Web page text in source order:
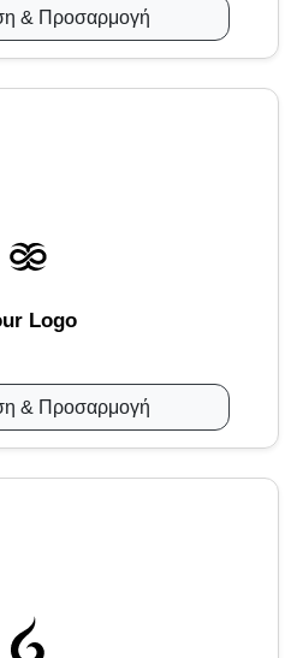
& Προσαρμογή
Logo
& Προσαρμογή